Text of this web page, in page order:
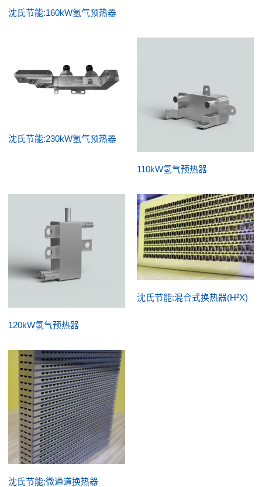
沈氏节能:160kW氢气预热器
沈氏节能:230kW氢气预热器
110kW氢气预热器
120kW氢气预热器
沈氏节能:混合式换热器(H²X)
沈氏节能:微通道换热器